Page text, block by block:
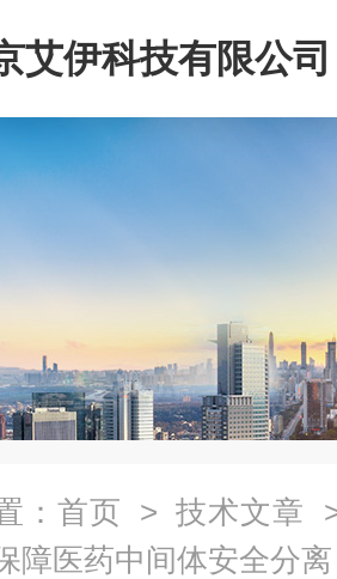
艾伊科技有限公司
： 首页 > 技术文章
障医药中间体安全分离